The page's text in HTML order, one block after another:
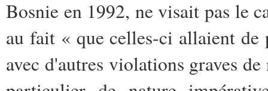
Bosnie en 1992, ne visait pas le
au fait « que celles-ci allaient
avec d'autres violations graves